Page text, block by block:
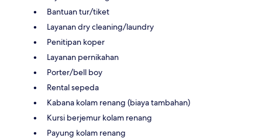
Bantuan tur/tiket
Layanan dry cleaning/laundry
Penitipan koper
Layanan pernikahan
Porter/bell boy
Rental sepeda
Kabana kolam renang (biaya tambahan)
Kursi berjemur kolam renang
Payung kolam renang